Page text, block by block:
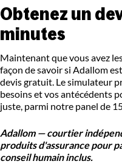
Obtenez un
minutes
Maintenant que vous avez
façon de savoir si Adallom
devis gratuit. Le simulateur
besoins et vos antécédents
juste, parmi notre panel de
Adallom — courtier
produits d'assurance pour
conseil humain inclus.